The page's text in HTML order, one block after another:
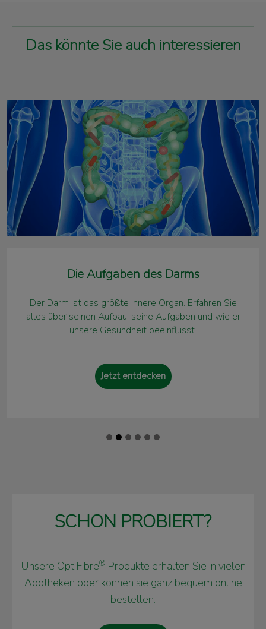
Das könnte Sie auch interessieren
Die Aufgaben des Darms
Der Darm ist das größte innere Organ. Erfahren Sie
alles über seinen Aufbau, seine Aufgaben und wie er
unsere Gesundheit beeinflusst.
Jetzt entdecken
SCHON PROBIERT?
Unsere OptiFibre®Produkte erhalten Sie in vielen
Apotheken oder können sie ganz bequem online
bestellen.